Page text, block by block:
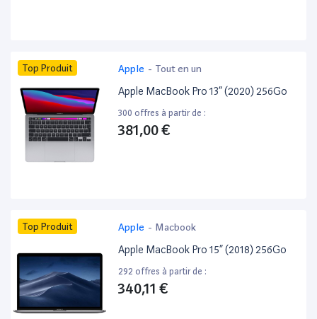
Top Produit Apple - Tout en un
Apple MacBook Pro 13” (2020) 256Go
300 offres à partir de :
381,00 €
Top Produit Apple - Macbook
Apple MacBook Pro 15” (2018) 256Go
292 offres à partir de :
340,11 €